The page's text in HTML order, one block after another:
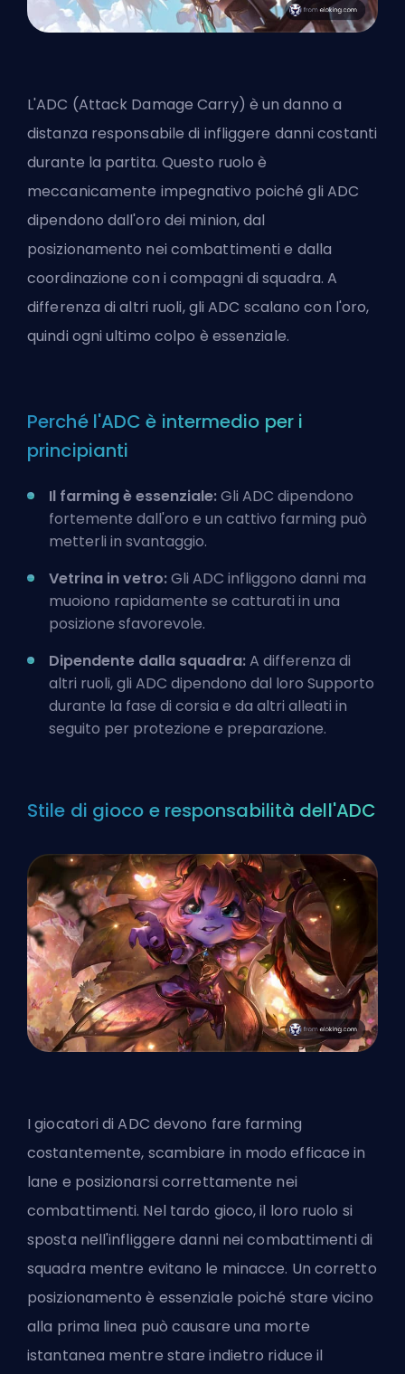
L'ADC (Attack Damage Carry) è un danno a
distanza responsabile di infliggere danni costanti
durante la partita. Questo ruolo è
meccanicamente impegnativo poiché gli ADC
dipendono dall'oro dei minion, dal
posizionamento nei combattimenti e dalla
coordinazione con i compagni di squadra. A
differenza di altri ruoli,gli ADC scalano con l'oro,
quindi ogni ultimo colpo è essenziale.
Perché l'ADC è intermedio per i
principianti
Il farming è essenziale:Gli ADC dipendono
fortemente dall'oro e un cattivo farming può
metterli in svantaggio.
Vetrina in vetro:Gli ADC infliggono danni ma
muoiono rapidamente se catturati in una
posizione sfavorevole.
Dipendente dalla squadra:A differenza di
altri ruoli, gli ADC dipendono dal loro Supporto
durante la fase di corsia e da altri alleati in
seguito per protezione e preparazione.
Stile di gioco e responsabilità dell'ADC
I giocatori di ADC devono fare farming
costantemente, scambiare in modo efficace in
lane e posizionarsi correttamente nei
combattimenti. Nel tardo gioco, il loro ruolo si
sposta nell'infliggere danni nei combattimenti di
squadra mentre evitano le minacce. Un corretto
posizionamento è essenziale poiché stare vicino
alla prima linea può causare una morte
istantanea mentre stare indietro riduce il